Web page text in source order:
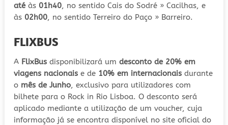
atéàs 01h40, no sentido Cais do Sodré » Cacilhas, e
às 02h00, no sentido Terreiro do Paço » Barreiro.
FLIXBUS
A FlixBus disponibilizará um desconto de 20% em
viagens nacionais e de 10% em internacionais durante
o mês de Junho, exclusivo para utilizadores com
bilhete para o Rock in Rio Lisboa. O desconto será
aplicado mediante a utilização de um voucher, cuja
informação já se encontra disponível no site oficial do